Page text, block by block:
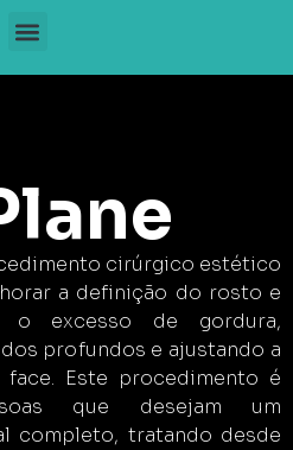
cirúrgico estético
a definição do rosto e
o excesso de gordura,
profundos e ajustando a
Este procedimento é
que desejam um
completo, tratando desde